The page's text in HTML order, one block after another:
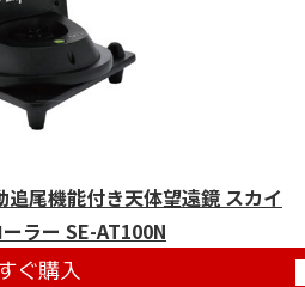
追尾機能付き天体望遠鏡 スカイ
ラー SE-AT100N